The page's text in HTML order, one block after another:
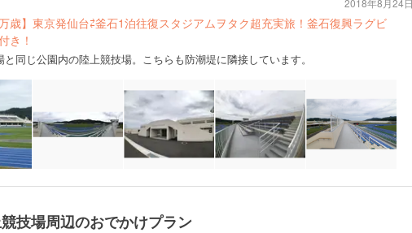
万歳】東京発仙台⇄釜石1泊往復スタジアムヲタク超充実旅！釜石復興ラグビ
き！
同じ公園内の陸上競技場。こちらも防潮堤に隣接しています。
2018年8月24日
技場周辺のおでかけプラン